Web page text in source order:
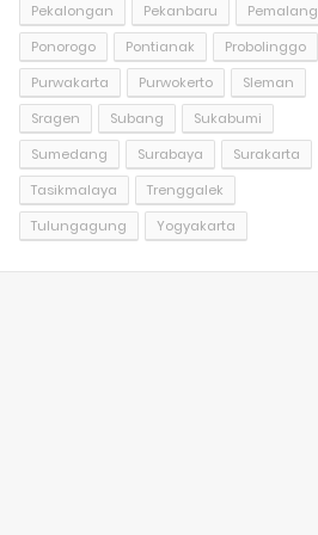
Pekalongan
Pekanbaru
Pemalang
Ponorogo
Pontianak
Probolinggo
Purwakarta
Purwokerto
Sleman
Sragen
Subang
Sukabumi
Sumedang
Surabaya
Surakarta
Tasikmalaya
Trenggalek
Tulungagung
Yogyakarta